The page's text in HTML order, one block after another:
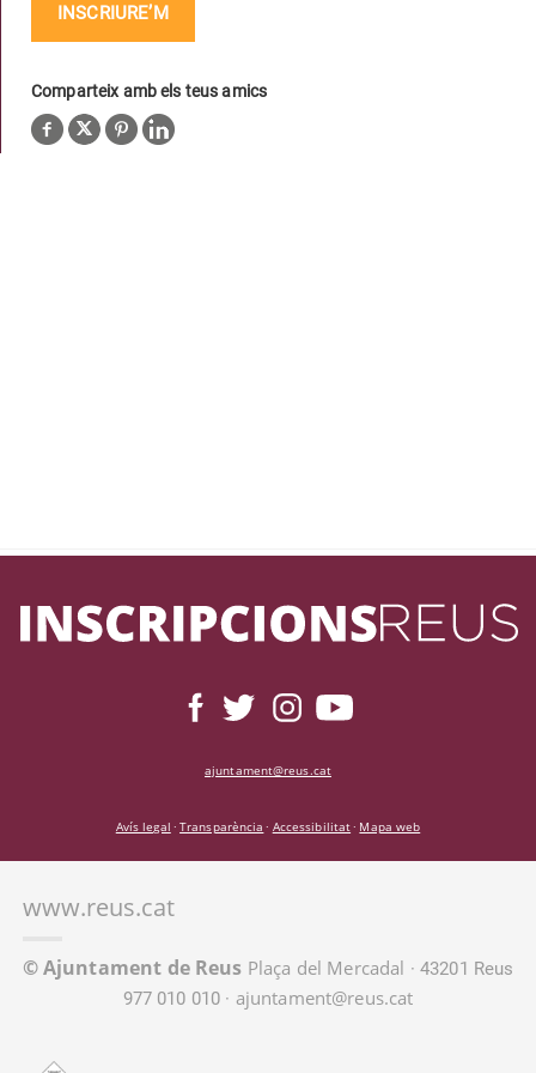
INSCRIURE’M
Comparteix amb els teus amics
ajuntament@reus.cat
Avís legal ·Transparència · Accessibilitat· Mapa web
www.reus.cat
© Ajuntament de Reus Plaça del Mercadal · 43201 Reus
977 010 010 · ajuntament@reus.cat